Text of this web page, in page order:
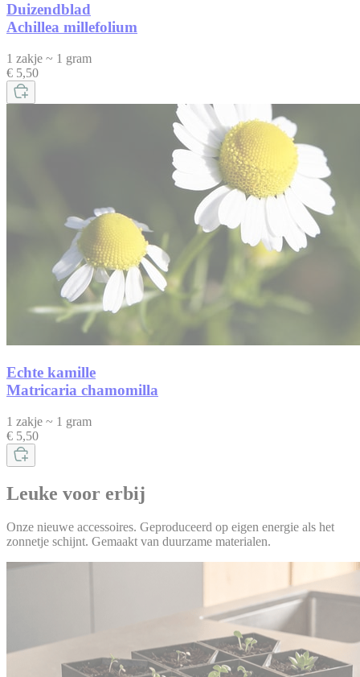
Duizendblad
Achillea millefolium
1 zakje ~ 1 gram
€ 5,50
Echte kamille
Matricaria chamomilla
1 zakje ~ 1 gram
€ 5,50
Leuke voor erbij
Onze nieuwe accessoires. Geproduceerd op eigen energie als het
zonnetje schijnt. Gemaakt van duurzame materialen.